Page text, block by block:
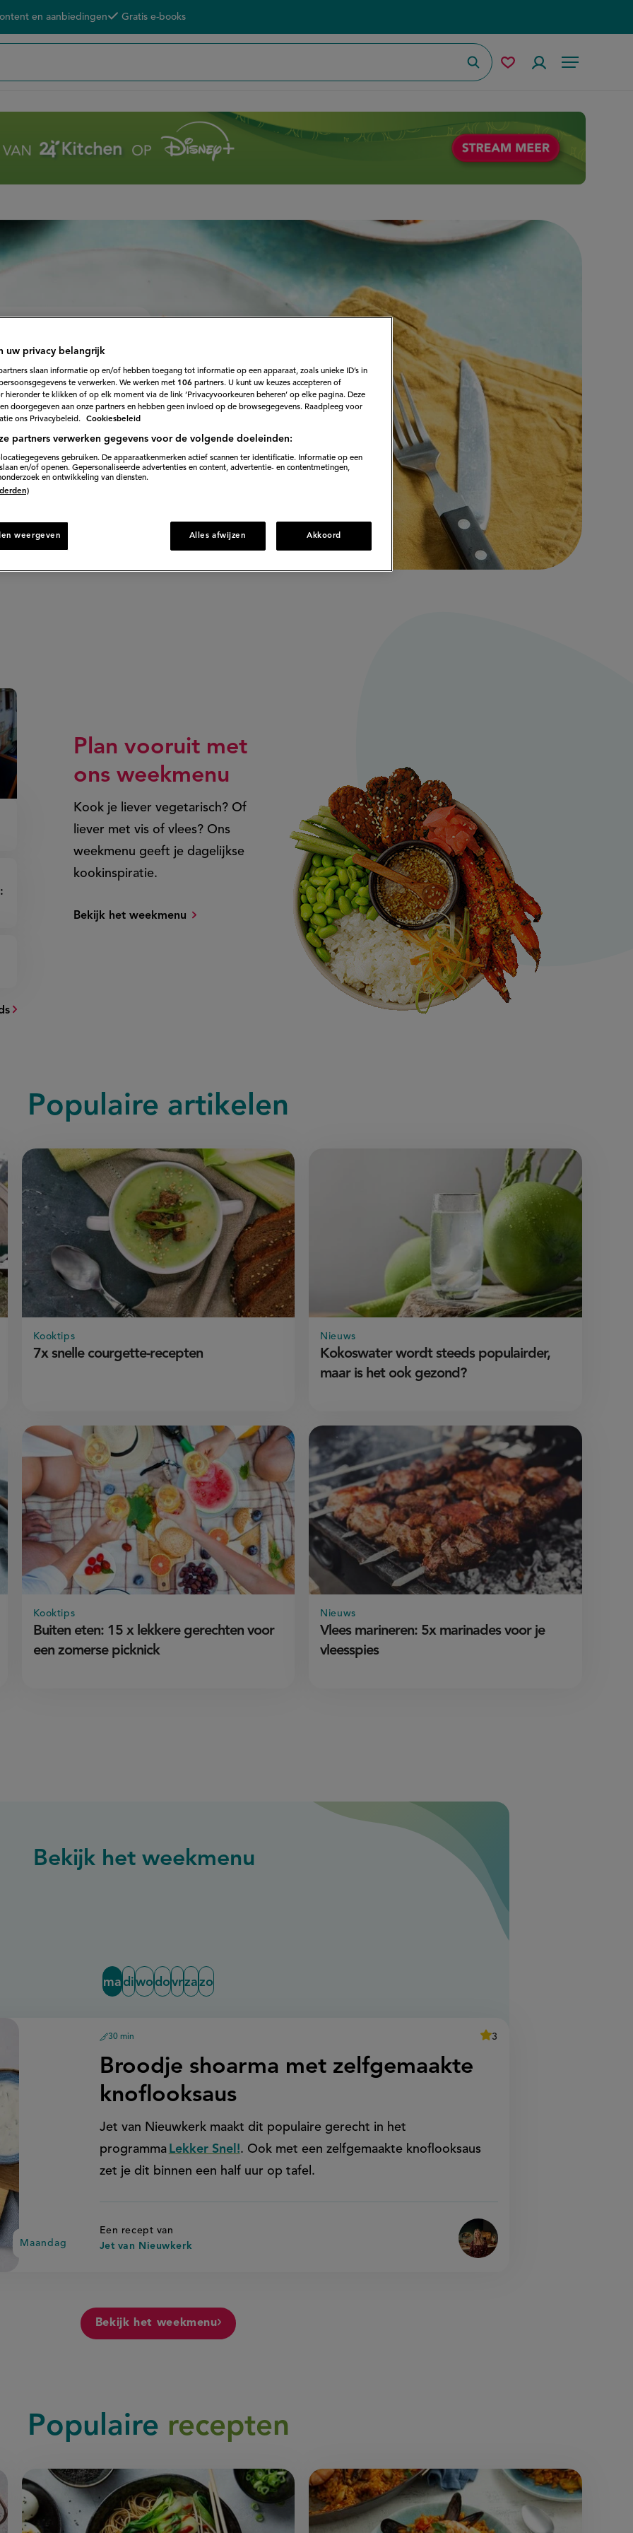
en aanbiedingen Gratis e-books
Menu
ZoekenMijn Accountmenu
dag
alla
(Bistecca
alla
pizzaiola)
Plan vooruit met
ons weekmenu
Kook je liever vegetarisch? Of
liever met vis of vlees? Ons
weekmenu geeft je dagelijkse
kookinspiratie.
Bekijk het weekmenu
Populaire artikelen
7x snelle courgette-recepten
Kooktips
Kokoswater wordt steeds populairder,
maar is het ook gezond?
Nieuws
Buiten eten: 15 x lekkere gerechten voor
een zomerse picknick
Kooktips
Vlees marineren: 5x marinades voor je
vleesspies
Nieuws
Bekijk het weekmenu
ma diwo dovrzazo
Maandag:
Broodje shoarma met zelfgemaakte
knoflooksaus
Jet van Nieuwkerk maakt dit populaire gerecht in het
programma Lekker Snel!. Ook met een zelfgemaakte knoflooksaus
zet je dit binnen een half uur op tafel.
voorbereidingstijd
30 min
average
3
Beoordeel
Een recept van
Jet van Nieuwkerk
Maandag
Bekijk het weekmenu
Populaire recepten
uw privacy belangrijk
slaan informatie op en/of hebben toegang tot informatie op een apparaat, zoals unieke ID’s in
te verwerken. We werken met 106 partners. U kunt uw keuzes accepteren of
hieronder te klikken of op elk moment via de link ‘Privacyvoorkeuren beheren’ op elke pagina. Deze
doorgegeven aan onze partners en hebben geen invloed op de browsegegevens. Raadpleeg voor
ons Privacybeleid.
Cookiesbeleid
partners verwerken gegevens voor de volgende doeleinden:
gebruiken. De apparaatkenmerken actief scannen ter identificatie. Informatie op een
en/of openen. Gepersonaliseerde advertenties en content, advertentie- en contentmetingen,
en ontwikkeling van diensten.
weergeven Alles afwijzen Akkoord